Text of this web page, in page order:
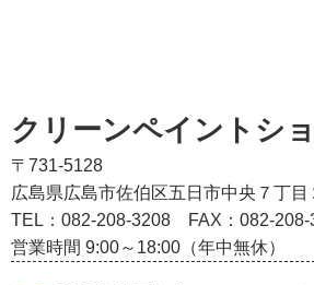
クリーンペイントシ
〒731-5128
広島県広島市佐伯区五日市中央７丁目
TEL：082‐208‐3208
FAX：082-208-
営業時間 9:00～18:00（年中無休）